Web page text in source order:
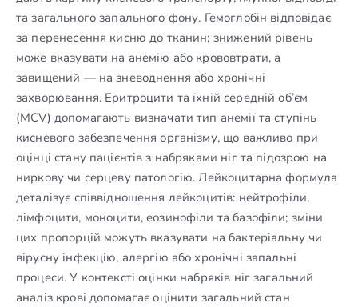
та загального запального фону. Гемоглобін відповідає
за перенесення кисню до тканин; знижений рівень
може вказувати на анемію або крововтрати, а
завищений — на зневоднення або хронічні
захворювання. Еритроцити та їхній середній об’єм
(MCV) допомагають визначати тип анемії та ступінь
кисневого забезпечення організму, що важливо при
оцінці стану пацієнтів з набряками ніг та підозрою на
ниркову чи серцеву патологію. Лейкоцитарна формула
деталізує співвідношення лейкоцитів: нейтрофіли,
лімфоцити, моноцити, еозинофіли та базофіли; зміни
цих пропорцій можуть вказувати на бактеріальну чи
вірусну інфекцію, алергію або хронічні запальні
процеси. У контексті оцінки набряків ніг загальний
аналіз крові допомагає оцінити загальний стан